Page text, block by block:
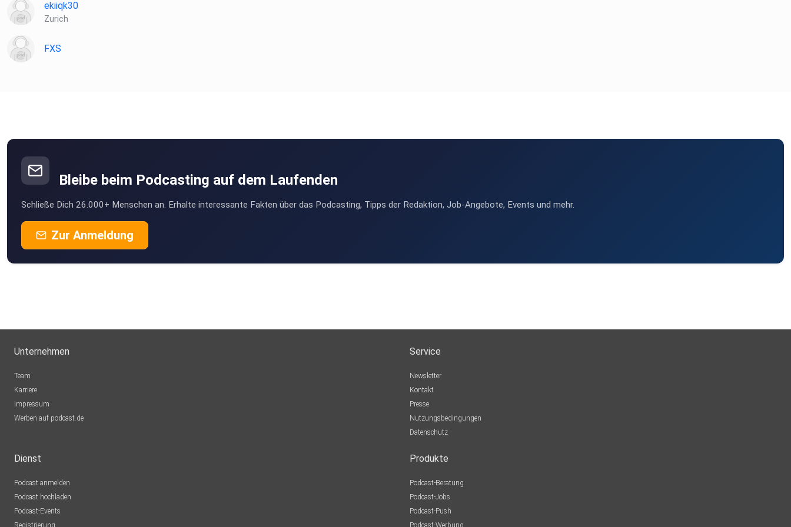
ekiiqk30
Zurich
FXS
Bleibe beim Podcasting auf dem Laufenden
Schließe Dich 26.000+ Menschen an. Erhalte interessante Fakten über das Podcasting, Tipps der Redaktion, Job-Angebote, Events und mehr.
Zur Anmeldung
Unternehmen
Team
Karriere
Impressum
Werben auf podcast.de
Service
Newsletter
Kontakt
Presse
Nutzungsbedingungen
Datenschutz
Dienst
Podcast anmelden
Podcast hochladen
Podcast-Events
Registrierung
Produkte
Podcast-Beratung
Podcast-Jobs
Podcast-Push
Podcast-Werbung